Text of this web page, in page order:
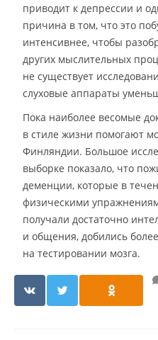
приводит к депрессии и
причина в том, что это
интенсивнее, чтобы
других мыслительных
не существует
слуховые аппараты
Пока наиболее весомые
в стиле жизни помогают
Финляндии. Большое
выборке показало, что
деменции, которые в
физическими
получали достаточно
и общения, добились
на тестировании мозга.